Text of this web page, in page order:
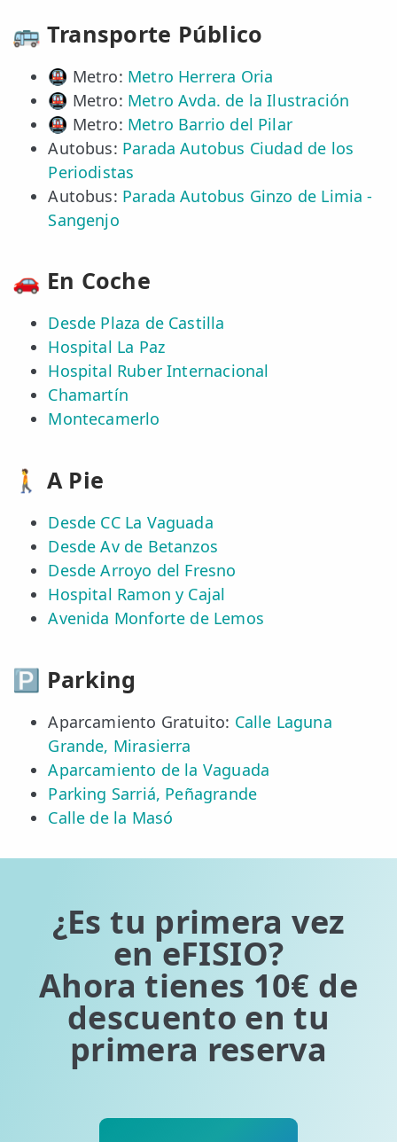
🚌 Transporte Público
🚇 Metro: Metro Herrera Oria
🚇 Metro: Metro Avda. de la Ilustración
🚇 Metro: Metro Barrio del Pilar
Autobus: Parada Autobus Ciudad de los
Periodistas
Autobus: Parada Autobus Ginzo de Limia -
Sangenjo
🚗 En Coche
Desde Plaza de Castilla
Hospital La Paz
Hospital Ruber Internacional
Chamartín
Montecamerlo
🚶 A Pie
Desde CC La Vaguada
Desde Av de Betanzos
Desde Arroyo del Fresno
Hospital Ramon y Cajal
Avenida Monforte de Lemos
🅿️ Parking
Aparcamiento Gratuito: Calle Laguna
Grande, Mirasierra
Aparcamiento de la Vaguada
Parking Sarriá, Peñagrande
Calle de la Masó
¿Es tu primera vez
en eFISIO?
Ahora tienes 10€ de
descuento en tu
primera reserva